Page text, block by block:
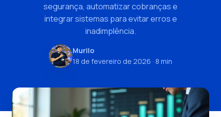
segurança, automatizar cobranças e
integrar sistemas para evitar erros e
inadimplência.
Murilo
18 de fevereiro de 2026 · 8 min